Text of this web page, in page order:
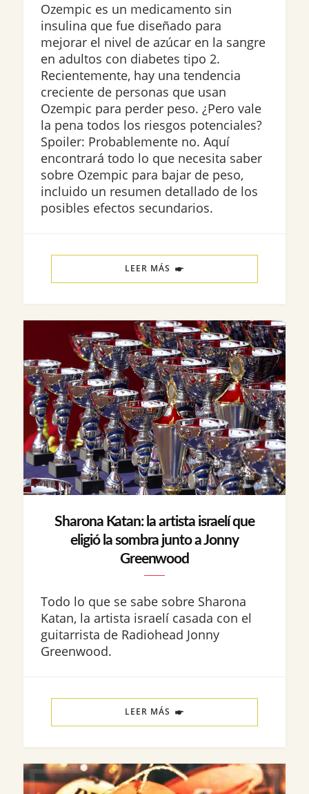
Ozempic es un medicamento sin
insulina que fue diseñado para
mejorar el nivel de azúcar en la sangre
en adultos con diabetes tipo 2.
Recientemente, hay una tendencia
creciente de personas que usan
Ozempic para perder peso. ¿Pero vale
la pena todos los riesgos potenciales?
Spoiler: Probablemente no. Aquí
encontrará todo lo que necesita saber
sobre Ozempic para bajar de peso,
incluido un resumen detallado de los
posibles efectos secundarios.
LEER MÁS
Sharona Katan: la artista israelí que
eligió la sombra junto a Jonny
Greenwood
Todo lo que se sabe sobre Sharona
Katan, la artista israelí casada con el
guitarrista de Radiohead Jonny
Greenwood.
LEER MÁS